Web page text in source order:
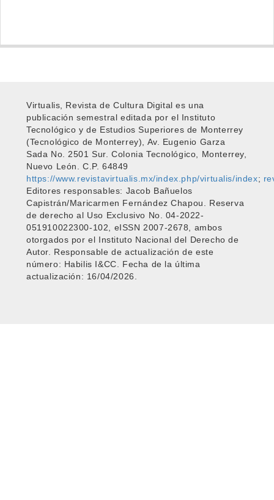
Virtualis, Revista de Cultura Digital es una
publicación semestral editada por el Instituto
Tecnológico y de Estudios Superiores de Monterrey
(Tecnológico de Monterrey), Av. Eugenio Garza
Sada No. 2501 Sur. Colonia Tecnológico, Monterrey,
Nuevo León. C.P. 64849
https://www.revistavirtualis.mx/index.php/virtualis/index;
Editores responsables: Jacob Bañuelos
Capistrán/Maricarmen Fernández Chapou. Reserva
de derecho al Uso Exclusivo No. 04-2022-
051910022300-102, eISSN 2007-2678, ambos
otorgados por el Instituto Nacional del Derecho de
Autor. Responsable de actualización de este
número: Habilis I&CC. Fecha de la última
actualización: 16/04/2026.